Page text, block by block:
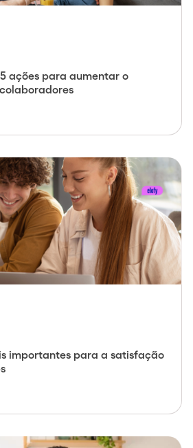
ações para aumentar o
importantes para a satisfação